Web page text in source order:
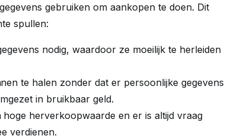
gebruiken om aankopen te doen. Dit
spullen:
nodig, waardoor ze moeilijk te herleiden
te halen zonder dat er persoonlijke gegevens
in bruikbaar geld.
herverkoopwaarde en er is altijd vraag
verdienen.